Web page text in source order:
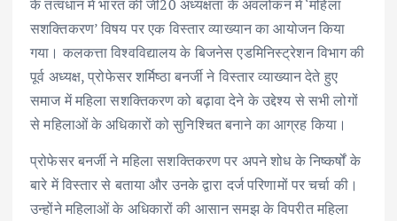
के तत्वधान में भारत की जी20 अध्यक्षता के अवलोकन में ‘महिला
सशक्तिकरण’ विषय पर एक विस्तार व्याख्यान का आयोजन किया
गया। कलकत्ता विश्वविद्यालय के बिजनेस एडमिनिस्ट्रेशन विभाग की
पूर्व अध्यक्ष, प्रोफेसर शर्मिष्ठा बनर्जी ने विस्तार व्याख्यान देते हुए
समाज में महिला सशक्तिकरण को बढ़ावा देने के उद्देश्य से सभी लोगों
से महिलाओं के अधिकारों को सुनिश्चित बनाने का आग्रह किया।
प्रोफेसर बनर्जी ने महिला सशक्तिकरण पर अपने शोध के निष्कर्षों के
बारे में विस्तार से बताया और उनके द्वारा दर्ज परिणामों पर चर्चा की।
उन्होंने महिलाओं के अधिकारों की आसान समझ के विपरीत महिला